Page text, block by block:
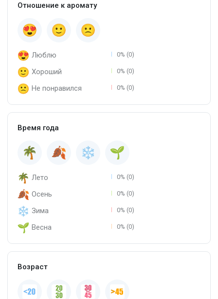
Отношение к аромату
Люблю 0% (0)
Хороший 0% (0)
Не понравился 0% (0)
Время года
Лето 0% (0)
Осень 0% (0)
Зима 0% (0)
Весна 0% (0)
Возраст